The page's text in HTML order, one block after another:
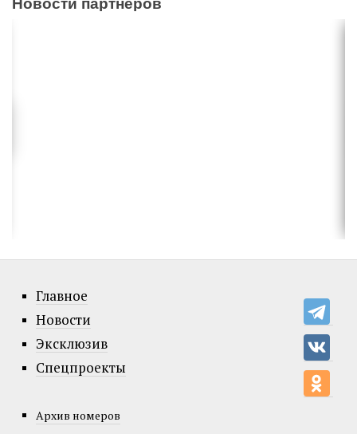
Новости партнеров
Главное
Новости
Эксклюзив
Спецпроекты
Архив номеров